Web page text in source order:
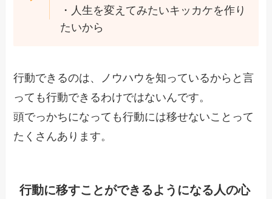
・人生を変えてみたいキッカケを作り
たいから
行動できるのは、ノウハウを知っているからと言
っても行動できるわけではないんです。
頭でっかちになっても行動には移せないことって
たくさんあります。
行動に移すことができるようになる人の心